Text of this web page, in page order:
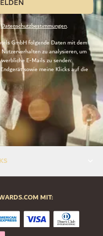
Datenschutzbestimmungen.
GmbH folgende Daten mit dem
zu analysieren, um
E-Mails zu senden:
sowie meine Klicks auf die
MIT: